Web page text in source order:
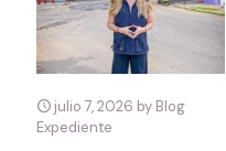
julio 7, 2026 by Blog
Expediente